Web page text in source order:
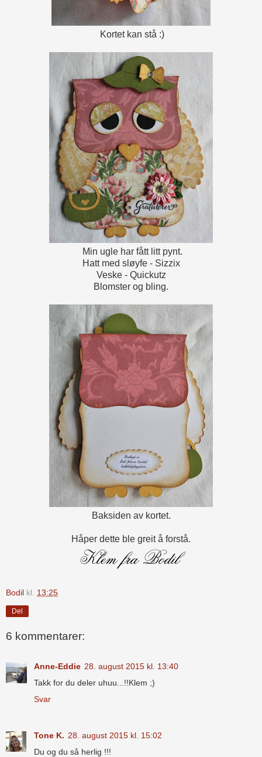
Kortet kan stå :)
Min ugle har fått litt pynt.
Hatt med sløyfe - Sizzix
Veske - Quickutz
Blomster og bling.
Baksiden av kortet.
Håper dette ble greit å forstå.
Bodil kl. 13:25
Del
6 kommentarer:
Anne-Eddie 28. august 2015 kl. 13:40
Takk for du deler uhuu...!!Klem ;)
Svar
Tone K. 28. august 2015 kl. 15:02
Du og du så herlig !!!